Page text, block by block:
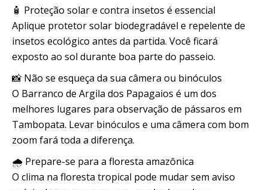
🧴 Proteção solar e contra insetos é essencial
Aplique protetor solar biodegradável e repelente de
insetos ecológico antes da partida. Você ficará
exposto ao sol durante boa parte do passeio.
📸 Não se esqueça da sua câmera ou binóculos
O Barranco de Argila dos Papagaios é um dos
melhores lugares para observação de pássaros em
Tambopata. Levar binóculos e uma câmera com bom
zoom fará toda a diferença.
🌧️ Prepare-se para a floresta amazônica
O clima na floresta tropical pode mudar sem aviso